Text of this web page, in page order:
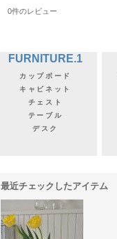
0件のレビュー
FURNITURE.1
カップボード
キャビネット
チェスト
テーブル
デスク
最近チェックしたアイテム